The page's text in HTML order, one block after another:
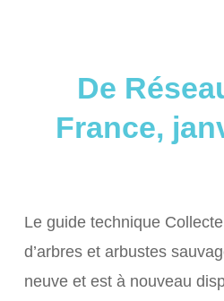
De
France,
Le guide technique
d’arbres et arbustes
neuve et est à nouveau